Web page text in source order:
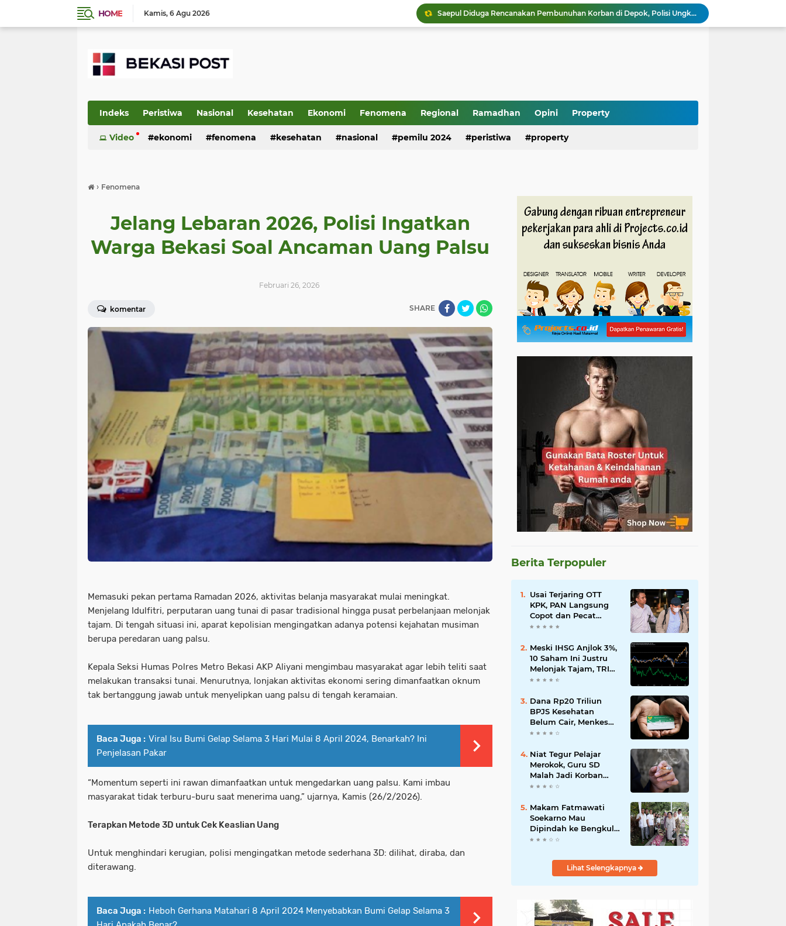
HOME Kamis 6 Agu 2026
Saepul Diduga Rencanakan Pembunuhan Korban di Depok, Polisi Ungkap Fakta Baru dari Ponselnya
Ramai Kasus Pasien BPJS dan Oknum Nakes, Psikiater Ungkap Cara Bijak Hadapi Konflik di Media Sosial
Program Makan Bergizi Gratis Dipercepat, Daerah 3T dan Kelompok Rentan Jadi Prioritas Utama
Indeks Peristiwa Nasional Kesehatan Ekonomi Fenomena Regional Ramadhan Opini Property
Video ekonomi fenomena kesehatan nasional pemilu 2024 peristiwa property
› Fenomena
Jelang Lebaran 2026, Polisi Ingatkan
Warga Bekasi Soal Ancaman Uang Palsu
Februari 26, 2026
komentar SHARE
Memasuki pekan pertama Ramadan 2026, aktivitas belanja masyarakat mulai meningkat.
Menjelang Idulfitri, perputaran uang tunai di pasar tradisional hingga pusat perbelanjaan melonjak
tajam. Di tengah situasi ini, aparat kepolisian mengingatkan adanya potensi kejahatan musiman
berupa peredaran uang palsu.
Kepala Seksi Humas Polres Metro Bekasi AKP Aliyani mengimbau masyarakat agar lebih teliti saat
melakukan transaksi tunai. Menurutnya, lonjakan aktivitas ekonomi sering dimanfaatkan oknum
tak bertanggung jawab untuk menyelipkan uang palsu di tengah keramaian.
Baca Juga : Viral Isu Bumi Gelap Selama 3 Hari Mulai 8 April 2024, Benarkah? Ini
Penjelasan Pakar
“Momentum seperti ini rawan dimanfaatkan untuk mengedarkan uang palsu. Kami imbau
masyarakat tidak terburu-buru saat menerima uang,” ujarnya, Kamis (26/2/2026).
Terapkan Metode 3D untuk Cek Keaslian Uang
Untuk menghindari kerugian, polisi mengingatkan metode sederhana 3D: dilihat, diraba, dan
diterawang.
Baca Juga : Heboh Gerhana Matahari 8 April 2024 Menyebabkan Bumi Gelap Selama 3
Berita Terpopuler
Usai Terjaring OTT
KPK, PAN Langsung
Copot dan Pecat
Bupati Lombok Barat
Meski IHSG Anjlok 3%,
10 Saham Ini Justru
Melonjak Tajam, TRIM
dan CPIN Masuk
Dana Rp20 Triliun
BPJS Kesehatan
Belum Cair, Menkes
Ungkap Kendala
Niat Tegur Pelajar
Merokok, Guru SD
Malah Jadi Korban
Pengeroyokan di
Makam Fatmawati
Soekarno Mau
Dipindah ke Bengkulu,
Ini Alasan yang
Lihat Selengkapnya